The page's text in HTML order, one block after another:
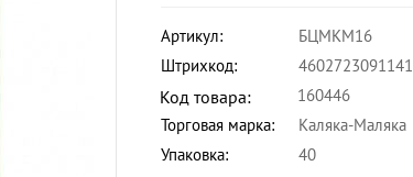
Артикул:
БЦМКМ16
Штрихкод:
4602723091141
Код товара:
160446
Торговая марка:
Каляка-Маляка
Упаковка:
40